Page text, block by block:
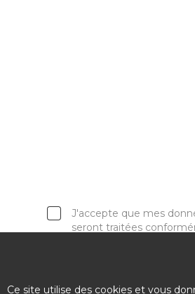
J'accepte que mes
seront traitées
Ce site utilise des cookies et vous